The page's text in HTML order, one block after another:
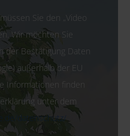
Sie den „Video
Wir möchten Sie
der Bestätigung Daten
außerhalb der EU
finden
unter dem
datenschutz/